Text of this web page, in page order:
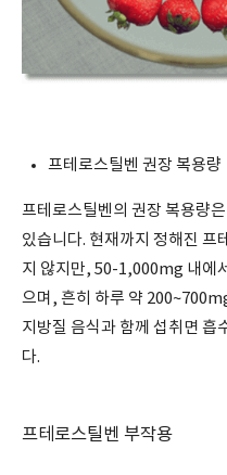
프테로스틸벤 권장 복용량
프테로스틸벤의 권장 복용량
있습니다. 현재까지 정해진 프
지 않지만, 50-1,000mg 내에
으며, 흔히 하루 약
지방질 음식과 함께 섭취면 흡
다.
프테로스틸벤 부작용